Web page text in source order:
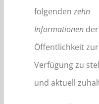
folgenden zehn
Informationender
Öffentlichkeit zur
Verfügung zu
und aktuell